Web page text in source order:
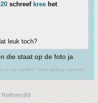
schreef kree het
leuk toch?
die staat op de foto ja
in my waffles. Stop adding random